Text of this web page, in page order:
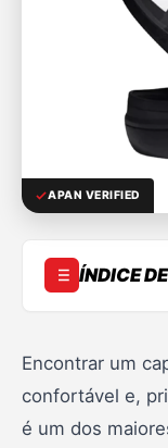
APAN VERIFIED
ÍNDICE
2. Análise
3. Design e
Encontrar um
confortável e,
é um dos